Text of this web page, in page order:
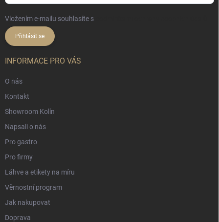
Vložením e-mailu souhlasíte s
Přihlásit se
INFORMACE PRO VÁS
O nás
Kontakt
Showroom Kolín
Napsali o nás
Pro gastro
Pro firmy
Láhve a etikety na míru
Věrnostní program
Jak nakupovat
Doprava